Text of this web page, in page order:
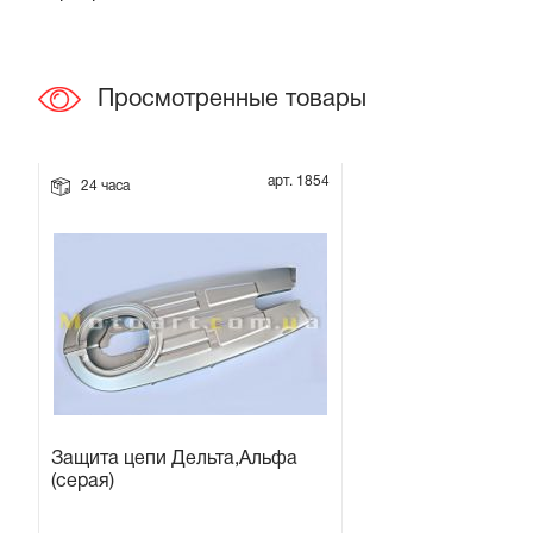
Свечи на мотоблок
Навесное и запчасти к нему
Просмотренные товары
24 часа арт. 1854
Защита цепи Дельта,Альфа
(серая)